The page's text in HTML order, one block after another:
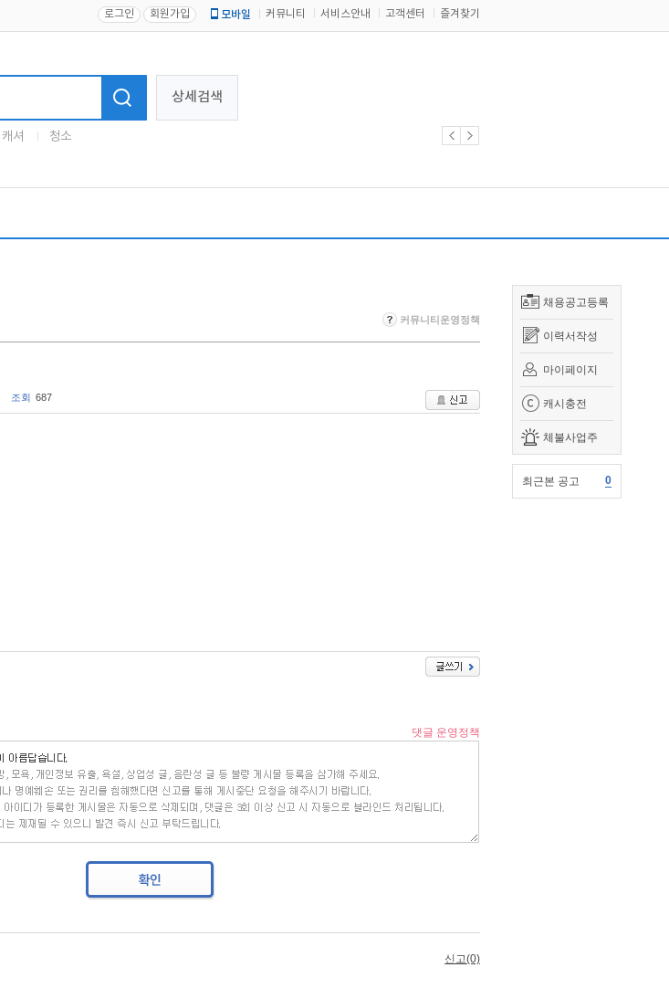
로그인 회원가입 모바일 커뮤니티 서비스안내 고객센터 즐겨찾기
상세검색
캐셔 청소
채용공고등록
이력서작성
마이페이지
캐시충전
체불사업주
최근본 공고 0
커뮤니티운영정책
조회 687